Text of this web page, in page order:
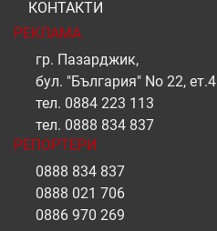
КОНТАКТИ
РЕКЛАМА
гр. Пазарджик,
бул. "България" No 22, ет.4
тел. 0884 223 113
тел. 0888 834 837
РЕПОРТЕРИ
0888 834 837
0888 021 706
0886 970 269